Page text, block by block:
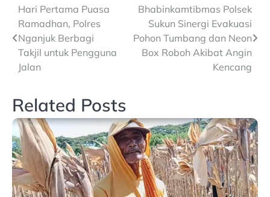
Post
navigation
Hari Pertama Puasa
Ramadhan, Polres
Nganjuk Berbagi
Takjil untuk Pengguna
Jalan
Bhabinkamtibmas Polsek
Sukun Sinergi Evakuasi
Pohon Tumbang dan Neon
Box Roboh Akibat Angin
Kencang
Related Posts